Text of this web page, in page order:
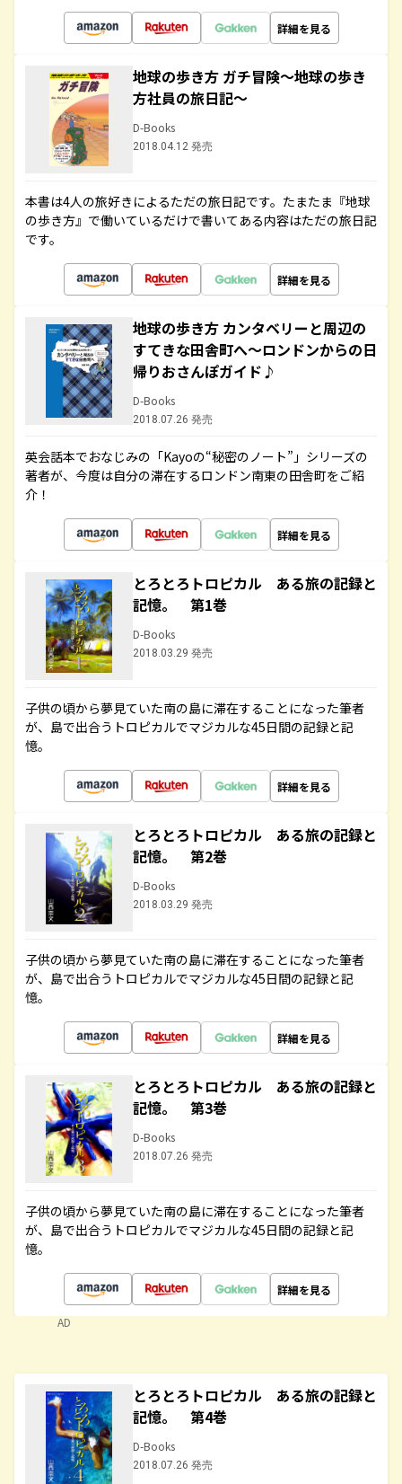
詳細を見る
地球の歩き方 ガチ冒険～地球の歩き
方社員の旅日記～
D-Books
2018.04.12 発売
本書は4人の旅好きによるただの旅日記です。たまたま『地球
の歩き方』で働いているだけで書いてある内容はただの旅日記
です。
詳細を見る
地球の歩き方 カンタベリーと周辺の
すてきな田舎町へ～ロンドンからの日
帰りおさんぽガイド♪
D-Books
2018.07.26 発売
英会話本でおなじみの「Kayoの“秘密のノート”」シリーズの
著者が、今度は自分の滞在するロンドン南東の田舎町をご紹
介！
詳細を見る
とろとろトロピカル ある旅の記録と
記憶。 第1巻
D-Books
2018.03.29 発売
子供の頃から夢見ていた南の島に滞在することになった筆者
が、島で出合うトロピカルでマジカルな45日間の記録と記
憶。
詳細を見る
とろとろトロピカル ある旅の記録と
記憶。 第2巻
D-Books
2018.03.29 発売
子供の頃から夢見ていた南の島に滞在することになった筆者
が、島で出合うトロピカルでマジカルな45日間の記録と記
憶。
詳細を見る
とろとろトロピカル ある旅の記録と
記憶。 第3巻
D-Books
2018.07.26 発売
子供の頃から夢見ていた南の島に滞在することになった筆者
が、島で出合うトロピカルでマジカルな45日間の記録と記
憶。
詳細を見る
AD
とろとろトロピカル ある旅の記録と
記憶。 第4巻
D-Books
2018.07.26 発売